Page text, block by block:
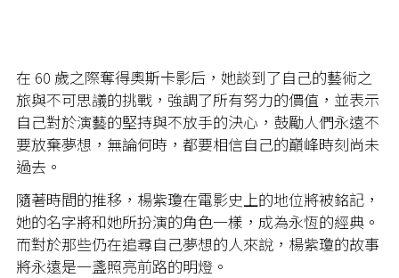
在 60 歲之際奪得奧斯卡影后，她談到了自己的藝術之
旅與不可思議的挑戰，強調了所有努力的價值，並表示
自己對於演藝的堅持與不放手的決心，鼓勵人們永遠不
要放棄夢想，無論何時，都要相信自己的巔峰時刻尚未
過去。
隨著時間的推移，楊紫瓊在電影史上的地位將被銘記，
她的名字將和她所扮演的角色一樣，成為永恆的經典。
而對於那些仍在追尋自己夢想的人來說，楊紫瓊的故事
將永遠是一盞照亮前路的明燈。